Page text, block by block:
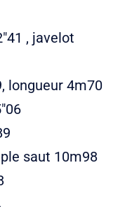
, javelot
longueur 4m70
saut 10m98